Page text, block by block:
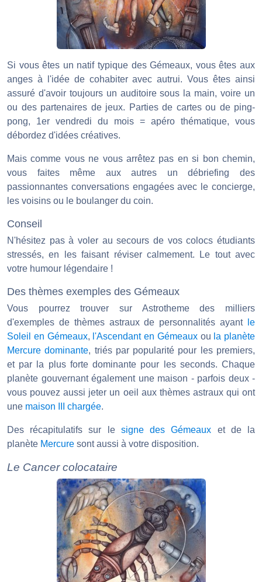
Si vous êtes un natif typique des Gémeaux, vous êtes aux
anges à l'idée de cohabiter avec autrui. Vous êtes ainsi
assuré d'avoir toujours un auditoire sous la main, voire un
ou des partenaires de jeux. Parties de cartes ou de ping-
pong, 1er vendredi du mois = apéro thématique, vous
débordez d'idées créatives.
Mais comme vous ne vous arrêtez pas en si bon chemin,
vous faites même aux autres un débriefing des
passionnantes conversations engagées avec le concierge,
les voisins ou le boulanger du coin.
Conseil
N'hésitez pas à voler au secours de vos colocs étudiants
stressés, en les faisant réviser calmement. Le tout avec
votre humour légendaire !
Des thèmes exemples des Gémeaux
Vous pourrez trouver sur Astrotheme des milliers
d'exemples de thèmes astraux de personnalités ayant
le
Soleil en Gémeaux, l'Ascendant en Gémeauxou la planète
Mercure dominante, triés par popularité pour les premiers,
et par la plus forte dominante pour les seconds. Chaque
planète gouvernant également une maison - parfois deux -
vous pouvez aussi jeter un oeil aux thèmes astraux qui ont
une maison III chargée.
Des récapitulatifs sur le signe des Gémeaux et de la
planète Mercure sont aussi à votre disposition.
Le Cancer colocataire